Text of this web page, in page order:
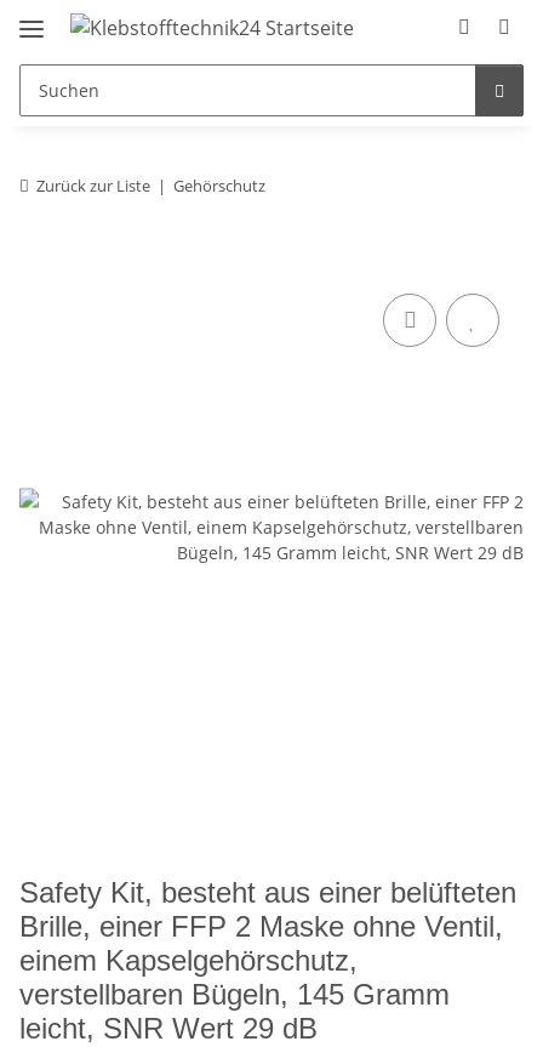
Zurück zur Liste Gehörschutz
Safety Kit, besteht aus einer belüfteten
Brille, einer FFP 2 Maske ohne Ventil,
einem Kapselgehörschutz,
verstellbaren Bügeln, 145 Gramm
leicht, SNR Wert 29 dB